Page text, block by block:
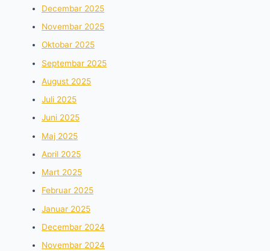
Decembar 2025
Novembar 2025
Oktobar 2025
Septembar 2025
August 2025
Juli 2025
Juni 2025
Maj 2025
April 2025
Mart 2025
Februar 2025
Januar 2025
Decembar 2024
Novembar 2024